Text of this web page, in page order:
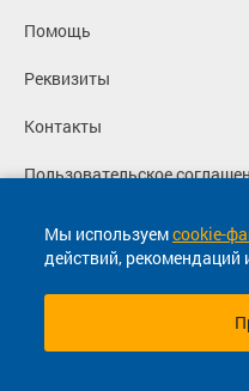
Мы используемcookie-
действий, рекомендаций
Помощь
Реквизиты
Контакты
Пользовательское
Политика
Согласие на
© 2013-2026, ООО